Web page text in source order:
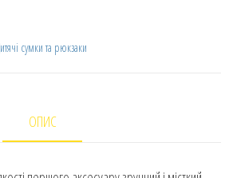
сумки та рюкзаки
ОПИС